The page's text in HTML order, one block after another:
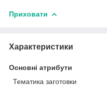
Приховати
Характеристики
Основні атрибути
Тематика заготовки